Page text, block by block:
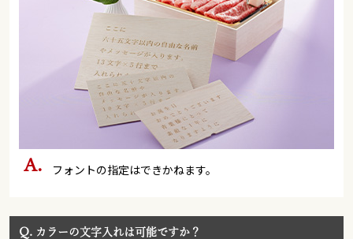
フォントの指定はできかねます。
Q. カラーの文字入れは可能ですか？